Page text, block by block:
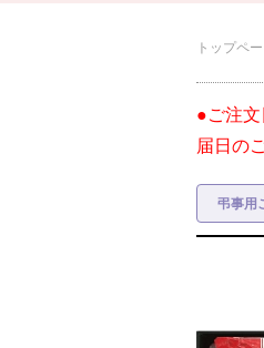
トップペ
●ご注文
届日の